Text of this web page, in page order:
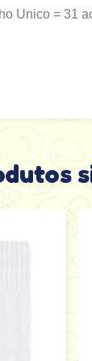
Unico = 31